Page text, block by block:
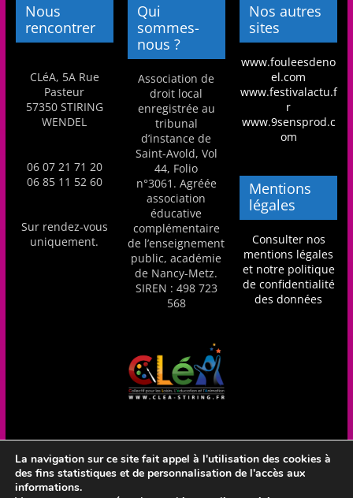
Nous
rencontrer
CLéA, 5A Rue
Pasteur
57350 STIRING
WENDEL
06 07 21 71 20
06 85 11 52 60
Sur rendez-vous
uniquement.
Qui
sommes-
nous ?
Association de
droit local
enregistrée au
tribunal
d’instance de
Saint-Avold, Vol
44, Folio
n°3061. Agréée
association
éducative
complémentaire
de l’enseignement
public, académie
de Nancy-Metz.
SIREN : 498 723
568
Nos autres
sites
www.fouleesdeno
el.com
www.festivalactu.f
r
www.9sensprod.c
om
Mentions
légales
Consulter nos
mentions légales
et notre politique
de confidentialité
des données
Réalisation Frédéric Amella - CLéA Stiring-Wendel - Hébergé
La navigation sur ce site fait appel à l'utilisation des cookies à
des fins statistiques et de personnalisation de l'accès aux
informations.